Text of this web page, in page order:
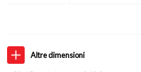
Altre dimensioni